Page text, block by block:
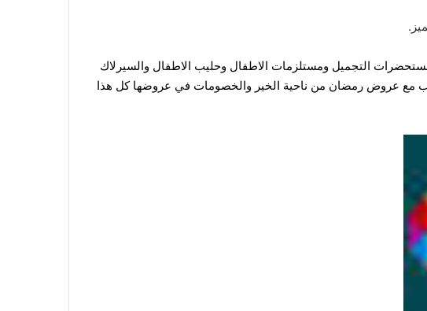
التجميل ومستلزمات الاطفال وحليب الاطفال والسيرلاك
مع عروض رمضان من ناحية الخير والخصومات في عروضها كل هذا